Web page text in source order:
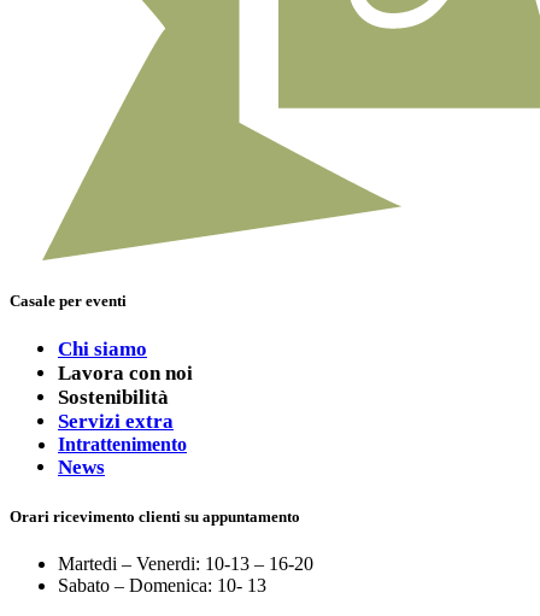
Casale per eventi
Chi siamo
Lavora con noi
Sostenibilità
Servizi extra
Intrattenimento
News
Orari ricevimento clienti su appuntamento
Martedi – Venerdi: 10-13 – 16-20
Sabato – Domenica: 10- 13